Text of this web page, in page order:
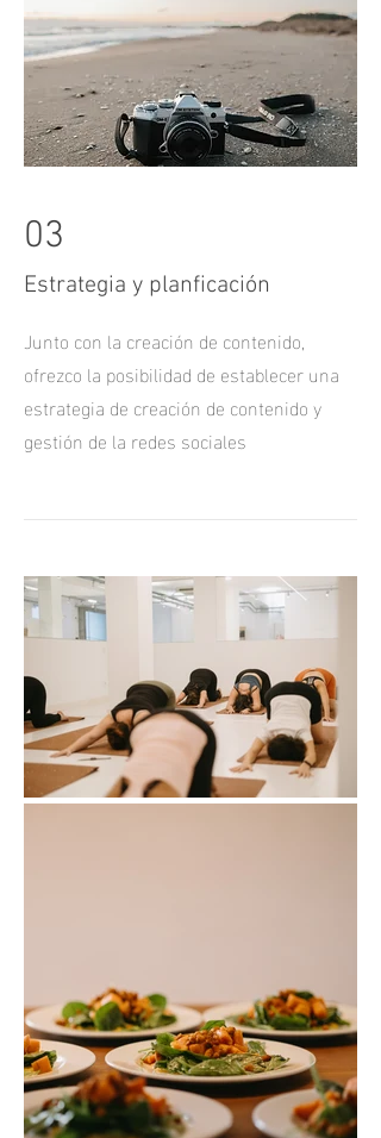
03
Estrategia y planficación
Junto con la creación de contenido,
ofrezco la posibilidad de establecer una
estrategia de creación de contenido y
gestión de la redes sociales